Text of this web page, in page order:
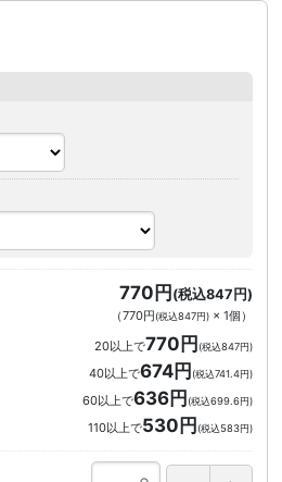
770円 (税込847円)
（770円(税込847円)× 1個 ）
20以上で770円(税込847円)
40以上で674円(税込741.4円)
60以上で636円(税込699.6円)
110以上で530円(税込583円)